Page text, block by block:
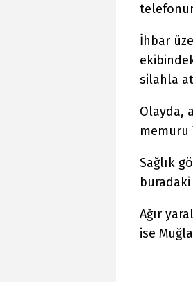
İhbar
silahla
Olayda,
memuru
Sağlık
Ağır
ise